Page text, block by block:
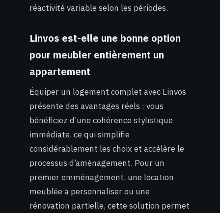
réactivité variable selon les périodes.
Linvos est-elle une bonne option
pour meubler entièrement un
appartement
Équiper un logement complet avec Linvos
présente des avantages réels : vous
bénéficiez d’une cohérence stylistique
immédiate, ce qui simplifie
considérablement les choix et accélère le
processus d’aménagement. Pour un
premier emménagement, une location
meublée à personnaliser ou une
rénovation partielle, cette solution permet